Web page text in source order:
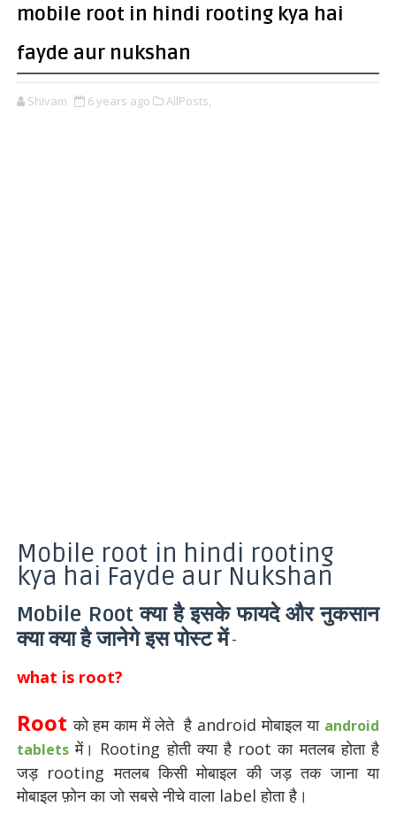
mobile root in hindi rooting kya hai
fayde aur nukshan
Shivam 6 years ago AllPosts,
Mobile root in hindi rooting
kya hai Fayde aur Nukshan
Mobile Root क्या है इसके फायदे और नुकसान
क्या क्या है जानेगे इस पोस्ट में-
what is root?
Rootको हम काम में लेते है android मोबाइल या android
tabletsमें। Rooting होती क्या है root का मतलब होता है
जड़ rooting मतलब किसी मोबाइल की जड़ तक जाना या
मोबाइल फ़ोन का जो सबसे नीचे वाला label होता है।